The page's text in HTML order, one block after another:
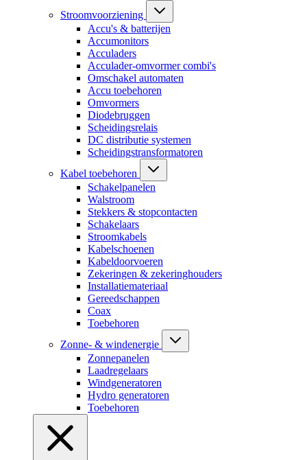
Stroomvoorziening
Accu's & batterijen
Accumonitors
Acculaders
Acculader-omvormer combi's
Omschakel automaten
Accu toebehoren
Omvormers
Diodebruggen
Scheidingsrelais
DC distributie systemen
Scheidingstransformatoren
Kabel toebehoren
Schakelpanelen
Walstroom
Stekkers & stopcontacten
Schakelaars
Stroomkabels
Kabelschoenen
Kabeldoorvoeren
Zekeringen & zekeringhouders
Installatiemateriaal
Gereedschappen
Coax
Toebehoren
Zonne- & windenergie
Zonnepanelen
Laadregelaars
Windgeneratoren
Hydro generatoren
Toebehoren